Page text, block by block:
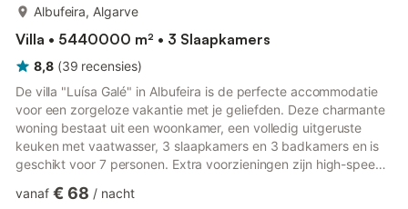
Albufeira, Algarve
Villa • 5440000 m² • 3 Slaapkamers
8,8 (39 recensies)
De villa "Luísa Galé" in Albufeira is de perfecte accommodatie
voor een zorgeloze vakantie met je geliefden. Deze charmante
woning bestaat uit een woonkamer, een volledig uitgeruste
keuken met vaatwasser, 3 slaapkamers en 3 badkamers en is
geschikt voor 7 personen. Extra voorzieningen zijn high-speed
een ventilator en een wasmachine. Een babybedje is ook
vanaf € 68 / nacht